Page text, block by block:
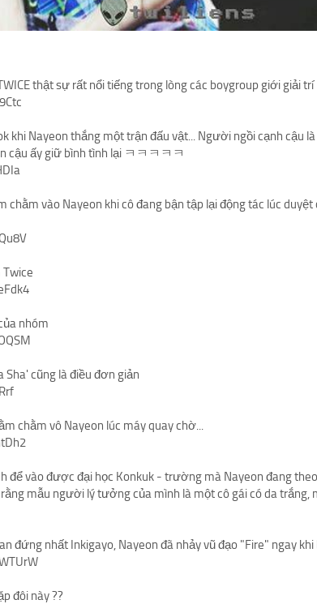
thật sự rất nổi tiếng trong lòng các boygroup giới giải trí
khi Nayeon thắng một trận đấu vật... Người ngồi cạnh cậu
cậu ấy giữ bình tình lại ㅋㅋㅋㅋㅋ
chằm vào Nayeon khi cô đang bận tập lại động tác lúc
nhóm
Sha' cũng là điều đơn giản
chằm vô Nayeon lúc máy quay chờ...
để vào được đại học Konkuk - trường mà Nayeon đang
rằng mẫu người lý tưởng của mình là một cô gái có da trắng,
đứng nhất Inkigayo, Nayeon đã nhảy vũ đạo "Fire" ngay
đôi này ??